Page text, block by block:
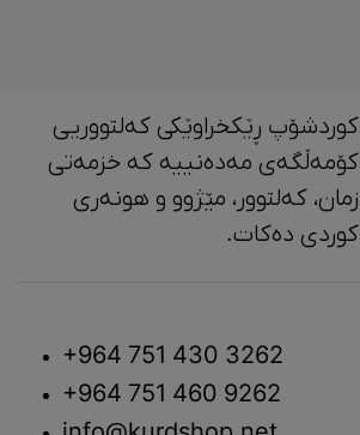
کوردشۆپ ڕێکخراوێکی کەلتووریی
کۆمەڵگەی مەدەنییە کە خزمەتی
زمان، کەلتوور، مێژوو و ‎هونەری
کوردی دەکات.
+964 751 430 3262
+964 751 460 9262